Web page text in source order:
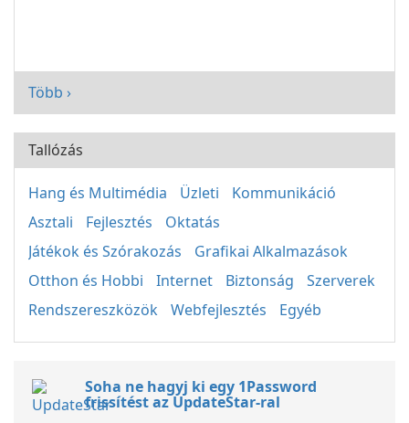
Több ›
Tallózás
Hang és Multimédia Üzleti
Kommunikáció
Asztali
Fejlesztés
Oktatás
Játékok és Szórakozás
Grafikai Alkalmazások
Otthon és Hobbi
Internet Biztonság
Szerverek
Rendszereszközök
Webfejlesztés Egyéb
Soha ne hagyj ki egy 1Password
frissítést az UpdateStar-ral